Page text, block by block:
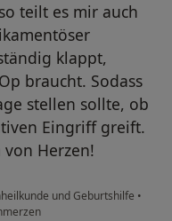
teilt es mir auch
klappt,
braucht. Sodass
stellen sollte, ob
Eingriff greift.
von Herzen!
und Geburtshilfe •